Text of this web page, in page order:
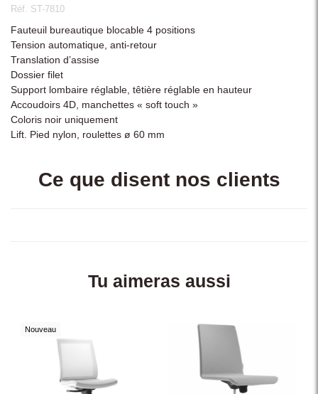
Réf. ST-7810
Fauteuil bureautique blocable 4 positions
Tension automatique, anti-retour
Translation d’assise
Dossier filet
Support lombaire réglable, têtière réglable en hauteur
Accoudoirs 4D, manchettes « soft touch »
Coloris noir uniquement
Lift. Pied nylon, roulettes ø 60 mm
Ce que disent nos clients
Tu aimeras aussi
Nouveau